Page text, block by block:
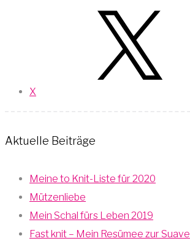
X
Aktuelle Beiträge
Meine to Knit-Liste für 2020
Mützenliebe
Mein Schal fürs Leben 2019
Fast knit – Mein Resümee zur Suave